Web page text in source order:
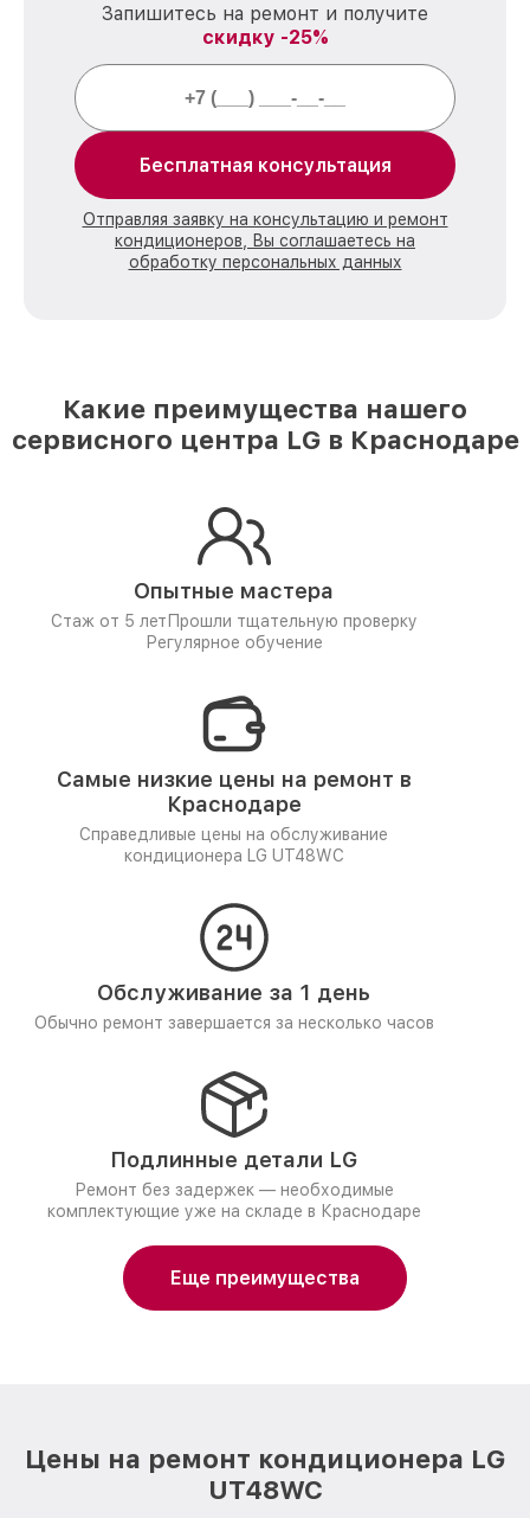
Запишитесь на ремонт и получите
скидку -25%
Бесплатная консультация
Отправляя заявку на консультацию и ремонт
кондиционеров, Вы соглашаетесь на
обработку персональных данных
Какие преимущества нашего
сервисного центра LG в Краснодаре
Опытные мастера
Стаж от 5 лет Прошли тщательную проверку
Регулярное обучение
Самые низкие цены на ремонт в
Краснодаре
Справедливые цены на обслуживание
кондиционера LG UT48WC
Обслуживание за 1 день
Обычно ремонт завершается за несколько часов
Подлинные детали LG
Ремонт без задержек — необходимые
комплектующие уже на складе в Краснодаре
Еще преимущества
Цены на ремонт кондиционера LG
UT48WC